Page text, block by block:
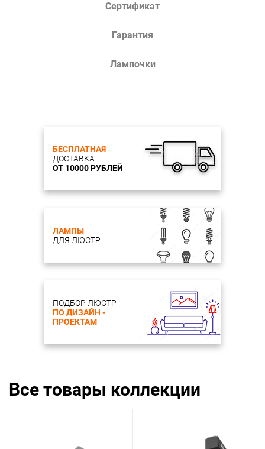
Сертификат
Гарантия
Лампочки
БЕСПЛАТНАЯ
ДОСТАВКА
ОТ 10000 РУБЛЕЙ
ЛАМПЫ
ДЛЯ ЛЮСТР
ПОДБОР ЛЮСТР
ПО ДИЗАЙН -
ПРОЕКТАМ
Все товары коллекции